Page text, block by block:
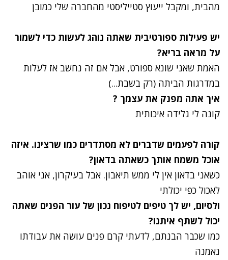
מהבית, ומקבל ייעוץ סטייליסטי מהחברה שלי כמובן
יש פעילות ספורטיבית שאתה נוהג לעשות כדי לשמור
על מראה בריא?
האמת שאני שונא ספורט, אבל אם זה נחשב אז לעלות
במדרגות הביתה (רק בשבת...)
איך אתה מפנק את עצמך ?
קונה לי גלידה איכותית
קורה לפעמים שדברים לא מסתדרים כמו שרצינו. איזה
אוכל משמח אותך כשאתה בדאון?
כשאני בדאון אין לי ממש תיאבון. אבל בעיקרון, אני אוהב
לאכול כפי יכולתי
ולסיום, יש לך טיפים לטיפוח נכון של עור הפנים שאתה
יכול לשתף איתנו?
כמו שכבר הבנתם, לדעתי קרם פנים עושה את עבודתו
נאמנה